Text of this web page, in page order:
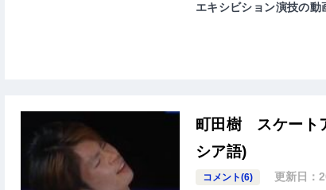
エキシビション演技の動
町田樹 スケート
シア語)
コメント(6) 更新日：